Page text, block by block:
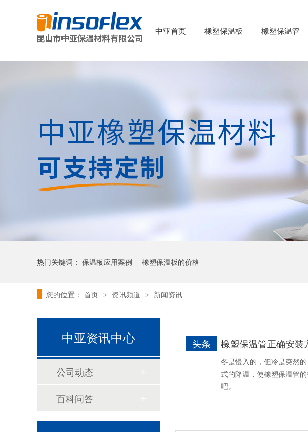
中亚首页 橡塑保温板 橡塑保温管
热门关键词： 保温板应用案例 橡塑保温板的价格
您的位置： 首页 > 资讯频道 > 新闻资讯
橡塑保温管正确安装
头条
冬是慢入的，但冷是突然
式的降温，使橡塑保温管
吧。
中亚资讯中心
公司动态
百科问答
建筑通风用橡塑保温板